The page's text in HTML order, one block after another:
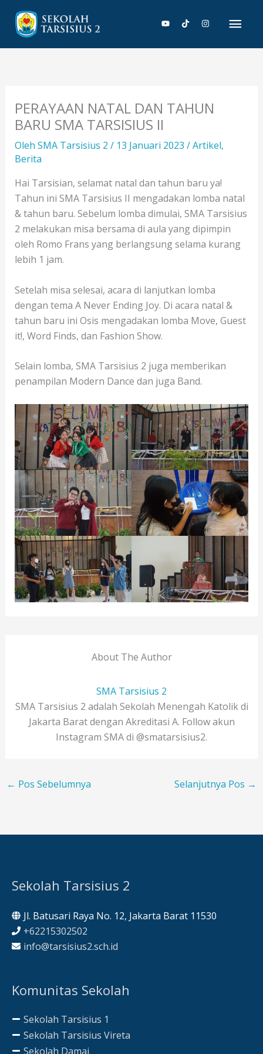
konten
PERAYAAN NATAL DAN TAHUN
BARU SMA TARSISIUS II
Oleh SMA Tarsisius 2 / 13 Januari 2023 /Artikel,
Berita
Hai Tarsisian, selamat natal dan tahun baru ya!
Tahun ini SMA Tarsisius II mengadakan lomba natal
& tahun baru. Sebelum lomba dimulai, SMA Tarsisius
2 melakukan misa bersama di aula yang dipimpin
oleh Romo Frans yang berlangsung selama kurang
lebih 1 jam.
Setelah misa selesai, acara di lanjutkan lomba
dengan tema A Never Ending Joy. Di acara natal &
tahun baru ini Osis mengadakan lomba Move, Guest
it!, Word Finds, dan Fashion Show.
Selain lomba, SMA Tarsisius 2 juga memberikan
penampilan Modern Dance dan juga Band.
About The Author
SMA Tarsisius 2
SMA Tarsisius 2 adalah Sekolah Menengah Katolik di
Jakarta Barat dengan Akreditasi A. Follow akun
Instagram SMA di @smatarsisius2.
← Pos Sebelumnya Selanjutnya Pos →
Sekolah Tarsisius 2
Jl. Batusari Raya No. 12, Jakarta Barat 11530
+62215302502
info@tarsisius2.sch.id
Komunitas Sekolah
Sekolah Tarsisius 1
Sekolah Tarsisius Vireta
Sekolah Damai